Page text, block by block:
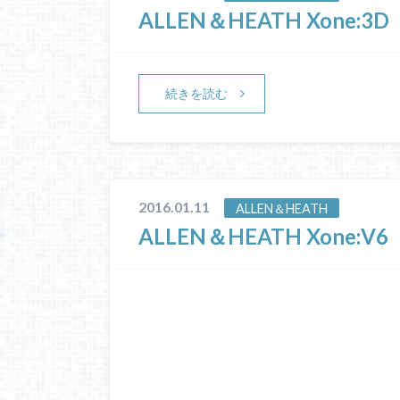
ALLEN＆HEATH Xone:3D
続きを読む
2016.01.11 ALLEN＆HEATH
ALLEN＆HEATH Xone:V6